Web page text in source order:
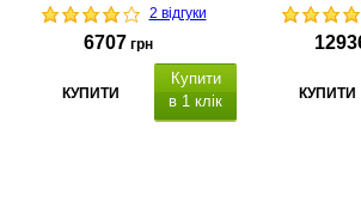
2 відгуки
6707 грн
КУПИТИ
Купити
в 1 клік
КУПИТИ